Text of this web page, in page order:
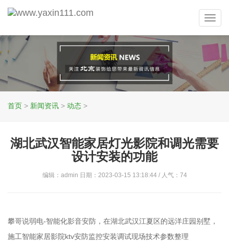
首页 > 新闻资讯 > 动态 >
湖北武汉智能家居灯光影院和调光需要
设计安装的功能
编辑：admin 日期：2023-03-15 13:18:44 / 人气： 74
攀哥说弱电-智能化影音安防，在湖北武汉江夏区的远洋庄园别墅，
施工智能家居影院ktv安防监控安装调试现场技术参数整理